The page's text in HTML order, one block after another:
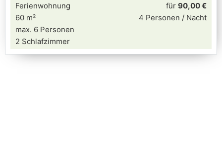
Ferienwohnung
60 m²
max. 6 Personen
2 Schlafzimmer
für 90,00 €
4 Personen / Nacht